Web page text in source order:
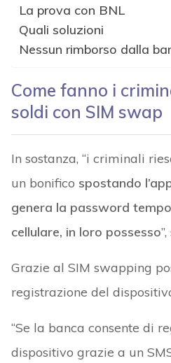
La prova con BNL
Quali soluzioni
Nessun rimborso dalla
Come fanno i
soldi con SIM swap
In sostanza, “i criminali
un bonifico spostando
genera la password
cellulare, in loro possesso
Grazie al SIM swapping
registrazione del
“Se la banca consente di
dispositivo grazie a un